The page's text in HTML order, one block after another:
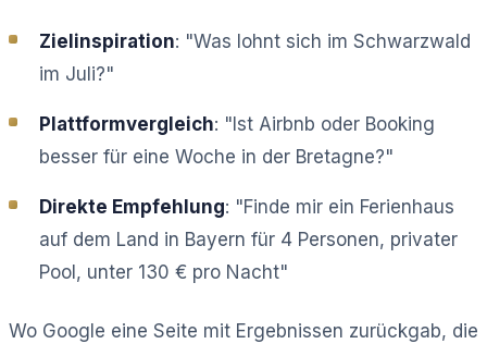
Zielinspiration: "Was lohnt sich im Schwarzwald
im Juli?"
Plattformvergleich: "Ist Airbnb oder Booking
besser für eine Woche in der Bretagne?"
Direkte Empfehlung: "Finde mir ein Ferienhaus
auf dem Land in Bayern für 4 Personen, privater
Pool, unter 130 € pro Nacht"
Wo Google eine Seite mit Ergebnissen zurückgab, die